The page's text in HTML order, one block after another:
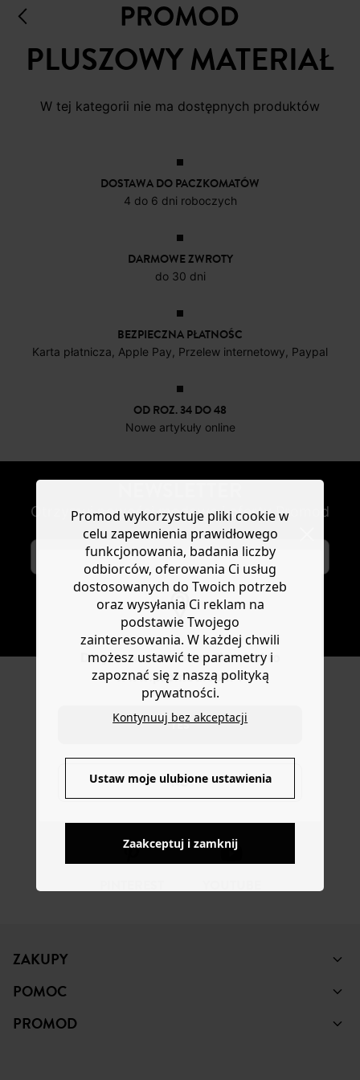
Do you want to be redirected to
www.promod.com ?
YES
NO
PLUSZOWY MATERIAŁ
W tej kategorii nie ma dostępnych produktów
DOSTAWA DO PACZKOMATÓW
4 do 6 dni roboczych
DARMOWE ZWROTY
do 30 dni
BEZPIECZNA PŁATNOŚC
Karta płatnicza, Apple Pay, Przelew internetowy, Paypal
OD ROZ. 34 DO 48
Nowe artykuły online
Otrzymuj nowości modowe i oferty Promod
SUBSKRYBUJ
ŚLEDŹ NAS
FACEBOOK INSTAGRAM TIKTOK
ZAKUPY
POMOC
PROMOD
Promod wykorzystuje pliki cookie w
celu zapewnienia prawidłowego
funkcjonowania, badania liczby
odbiorców, oferowania Ci usług
dostosowanych do Twoich potrzeb
oraz wysyłania Ci reklam na
podstawie Twojego
zainteresowania. W każdej chwili
możesz ustawić te parametry i
zapoznać się z naszą polityką
prywatności.
Kontynuuj bez akceptacji
Ustaw moje ulubione ustawienia
Zaakceptuj i zamknij